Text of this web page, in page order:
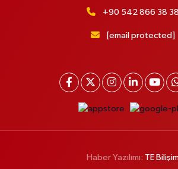
+90 542 866 38 38
[email protected]
Haber Yazılımı: TE